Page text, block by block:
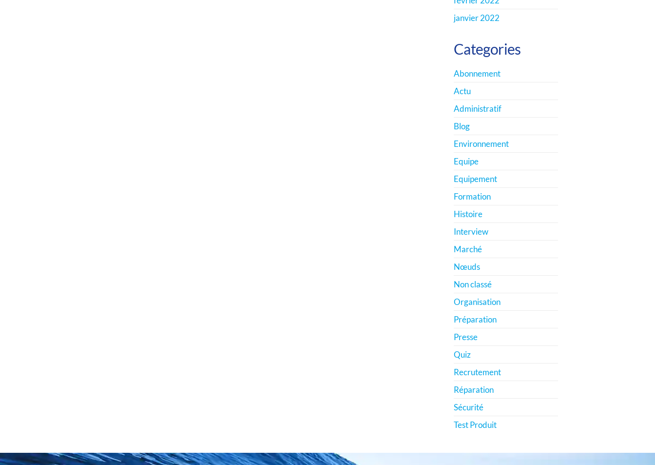
janvier 2022
Categories
Abonnement
Actu
Administratif
Blog
Environnement
Equipe
Equipement
Formation
Histoire
Interview
Marché
Nœuds
Non classé
Organisation
Préparation
Presse
Quiz
Recrutement
Réparation
Sécurité
Test Produit